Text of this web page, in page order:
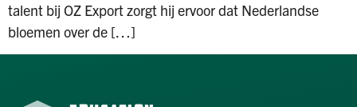
talent bij OZ Export zorgt hij ervoor dat Nederlandse
bloemen over de […]